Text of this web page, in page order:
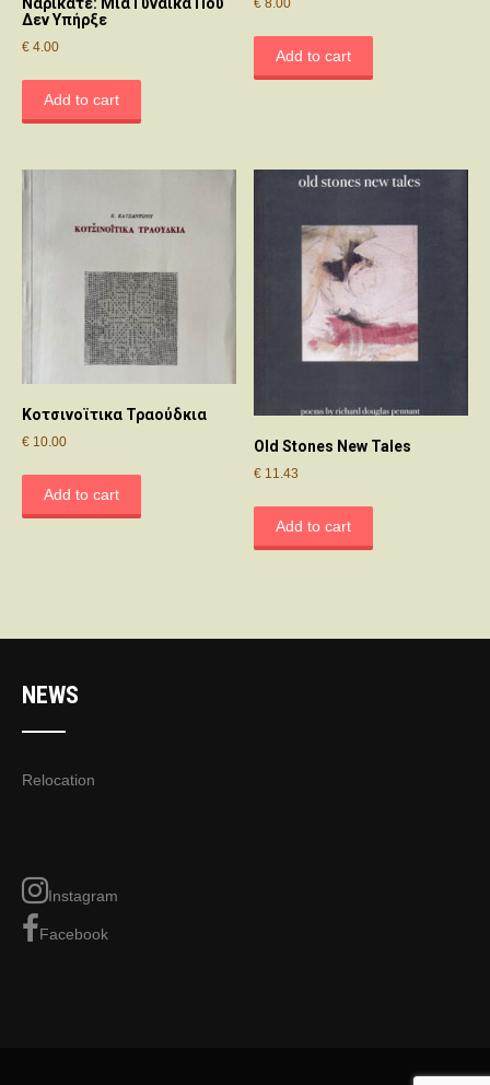
Δεν Υπήρξε
€ 4.00
Add to cart
Add to cart
Κοτσινοϊτικα Τραούδκια
€ 10.00
Add to cart
Old Stones New Tales
€ 11.43
Add to cart
NEWS
Relocation
Instagram
Facebook